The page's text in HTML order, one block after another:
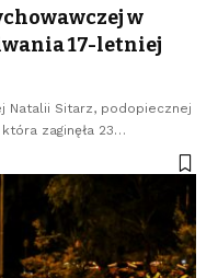
w
17-letniej
Natalii Sitarz, podopiecznej
zaginęła 23…